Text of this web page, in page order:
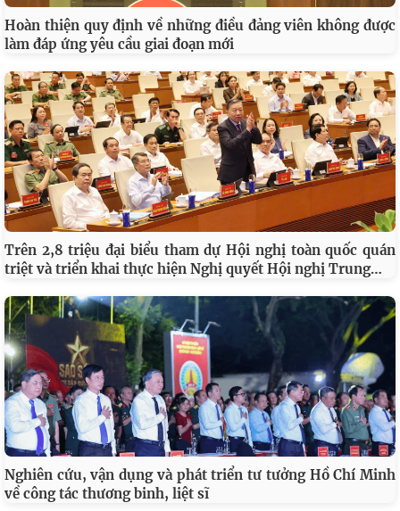
Hoàn thiện quy định về những điều đảng viên không được
làm đáp ứng yêu cầu giai đoạn mới
Trên 2,8 triệu đại biểu tham dự Hội nghị toàn quốc quán
triệt và triển khai thực hiện Nghị quyết Hội nghị Trung…
Nghiên cứu, vận dụng và phát triển tư tưởng Hồ Chí Minh
về công tác thương binh, liệt sĩ